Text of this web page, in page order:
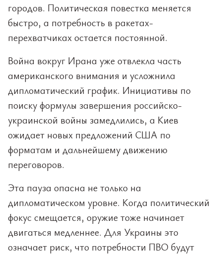
городов. Политическая повестка меняется
быстро, а потребность в ракетах-
перехватчиках остается постоянной.
Война вокруг Ирана уже отвлекла часть
американского внимания и усложнила
дипломатический график. Инициативы по
поиску формулы завершения российско-
украинской войны замедлились, а Киев
ожидает новых предложений США по
форматам и дальнейшему движению
переговоров.
Эта пауза опасна не только на
дипломатическом уровне. Когда политический
фокус смещается, оружие тоже начинает
двигаться медленнее. Для Украины это
означает риск, что потребности ПВО будут